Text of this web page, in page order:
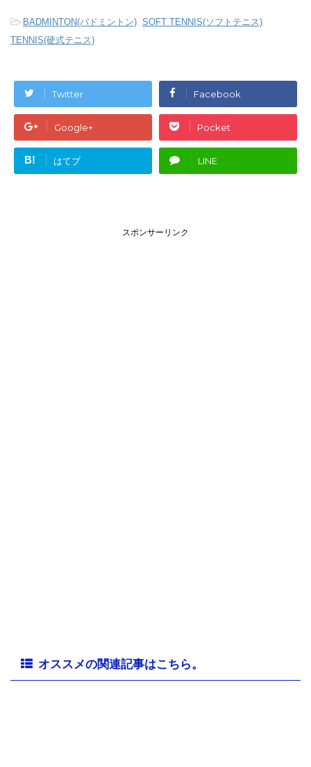
-BADMINTON(バドミントン), SOFT TENNIS(ソフトテニス),
TENNIS(硬式テニス)
Twitter Facebook
Google+ Pocket
B! はてブ LINE
スポンサーリンク
オススメの関連記事はこちら。